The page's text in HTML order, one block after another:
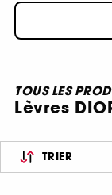
TOUS LES
Lèvres
TRIER